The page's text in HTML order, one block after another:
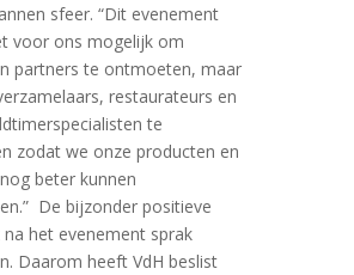
sfeer. “Dit evenement
voor ons mogelijk om
partners te ontmoeten, maar
restaurateurs en
te
zodat we onze producten en
beter kunnen
De bijzonder positieve
het evenement sprak
Daarom heeft VdH beslist